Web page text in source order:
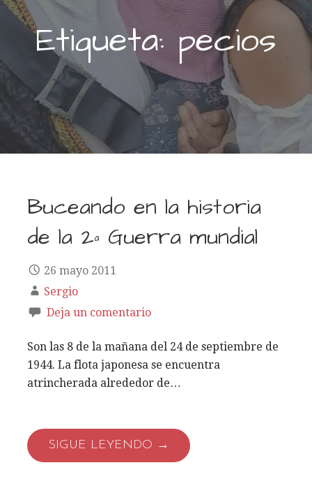
Etiqueta: pecios
Buceando en la historia
de la 2ª Guerra mundial
26 mayo 2011
Sergio
Deja un comentario
Son las 8 de la mañana del 24 de septiembre de
1944. La flota japonesa se encuentra
atrincherada alrededor de…
SIGUE LEYENDO →